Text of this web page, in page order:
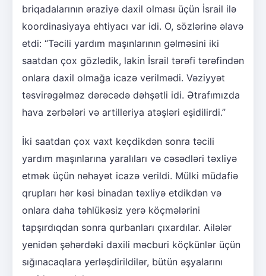
briqadalarının əraziyə daxil olması üçün İsrail ilə
koordinasiyaya ehtiyacı var idi. O, sözlərinə əlavə
etdi: “Təcili yardım maşınlarının gəlməsini iki
saatdan çox gözlədik, lakin İsrail tərəfi tərəfindən
onlara daxil olmağa icazə verilmədi. Vəziyyət
təsvirəgəlməz dərəcədə dəhşətli idi. Ətrafımızda
hava zərbələri və artilleriya atəşləri eşidilirdi.”
İki saatdan çox vaxt keçdikdən sonra təcili
yardım maşınlarına yaralıları və cəsədləri təxliyə
etmək üçün nəhayət icazə verildi. Mülki müdafiə
qrupları hər kəsi binadan təxliyə etdikdən və
onlara daha təhlükəsiz yerə köçmələrini
tapşırdıqdan sonra qurbanları çıxardılar. Ailələr
yenidən şəhərdəki daxili məcburi köçkünlər üçün
sığınacaqlara yerləşdirildilər, bütün əşyalarını